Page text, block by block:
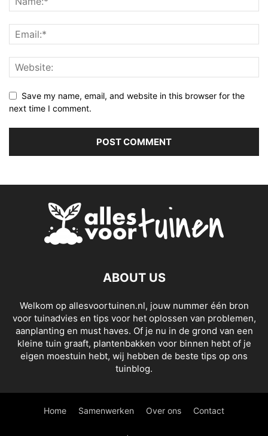
Save my name, email, and website in this browser for the
next time I comment.
ABOUT US
Welkom op allesvoortuinen.nl, jouw nummer één bron
voor tuinadvies en tips voor het oplossen van problemen,
aanplanting en must haves. Of je nu in de grond van een
kleine tuin graaft, plantenbakken voor binnen hebt of je
eigen moestuin hebt, wij hebben de beste tips op ons
tuinblog.
Home Samenwerken Over ons Contact